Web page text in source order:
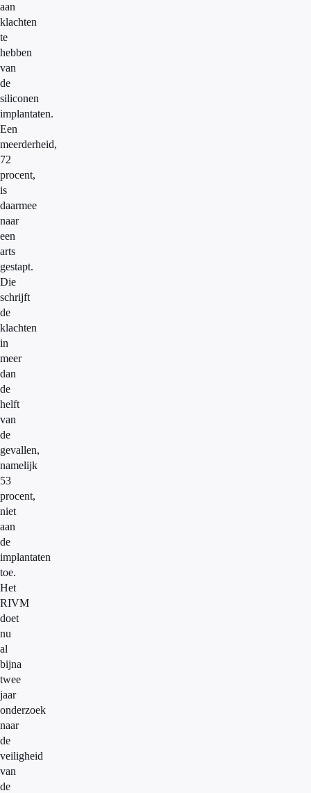
aan
klachten
te
hebben
van
de
siliconen
implantaten.
Een
meerderheid,
72
procent,
is
daarmee
naar
een
arts
gestapt.
Die
schrijft
de
klachten
in
meer
dan
de
helft
van
de
gevallen,
namelijk
53
procent,
niet
aan
de
implantaten
toe.
Het
RIVM
doet
nu
al
bijna
twee
jaar
onderzoek
naar
de
veiligheid
van
de